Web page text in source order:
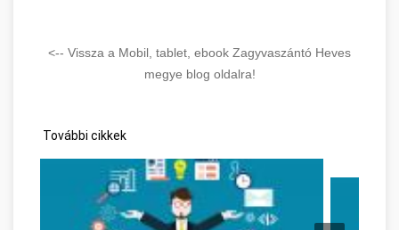
<-- Vissza a Mobil, tablet, ebook Zagyvaszántó Heves
megye blog oldalra!
További cikkek